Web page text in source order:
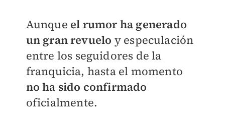
Aunque el rumor ha generado
un gran revuelo y especulación
entre los seguidores de la
franquicia, hasta el momento
no ha sido confirmado
oficialmente.